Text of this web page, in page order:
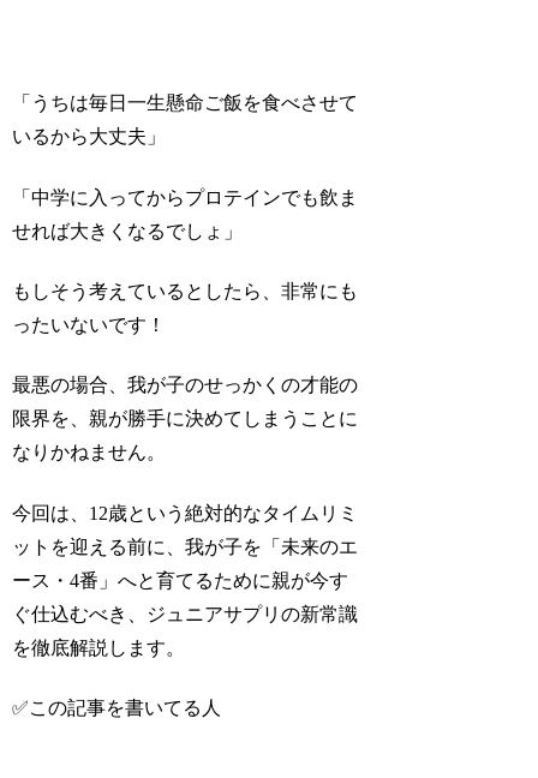
「うちは毎日一生懸命ご飯を食べさせて
いるから大丈夫」
「中学に入ってからプロテインでも飲ま
せれば大きくなるでしょ」
もしそう考えているとしたら、非常にも
ったいないです！
最悪の場合、我が子のせっかくの才能の
限界を、親が勝手に決めてしまうことに
なりかねません。
今回は、12歳という絶対的なタイムリミ
ットを迎える前に、我が子を「未来のエ
ース・4番」へと育てるために親が今す
ぐ仕込むべき、ジュニアサプリの新常識
を徹底解説します。
✅この記事を書いてる人